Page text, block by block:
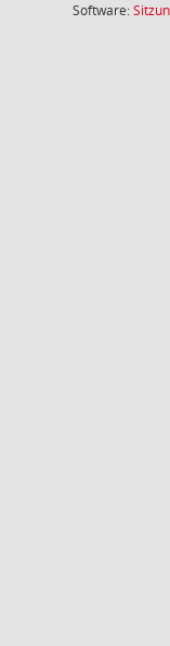
Software: